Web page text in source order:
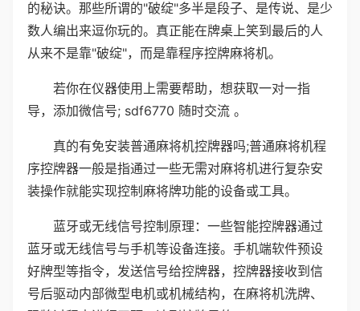
的秘诀。那些所谓的"破绽"多半是段子、是传说、是少
数人编出来逗你玩的。真正能在牌桌上笑到最后的人
从来不是靠"破绽"，而是靠程序控牌麻将机。
若你在仪器使用上需要帮助，想获取一对一指
导，添加微信号; sdf6770 随时交流 。
真的有免安装普通麻将机控牌器吗;普通麻将机程
序控牌器一般是指通过一些无需对麻将机进行复杂安
装操作就能实现控制麻将牌功能的设备或工具。
蓝牙或无线信号控制原理：一些智能控牌器通过
蓝牙或无线信号与手机等设备连接。手机端软件预设
好牌型等指令，发送信号给控牌器，控牌器接收到信
号后驱动内部微型电机或机械结构，在麻将机洗牌、